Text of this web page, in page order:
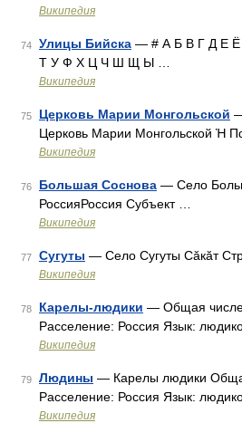
Википедия
74 Улицы Бийска — # А Б В Г Д Е
Т У Ф Х Ц Ч Ш Щ Ы …
Википедия
75 Церковь Марии Монгольской
Церковь Марии Монгольской Ἡ
Википедия
76 Большая Соснова — Село
РоссияРоссия Субъект …
Википедия
77 Сугуты — Село Сугуты Сăкăт
Википедия
78 Карелы-людики — Общая
Расселение: Россия Язык:
Википедия
79 Людины — Карелы людики
Расселение: Россия Язык:
Википедия